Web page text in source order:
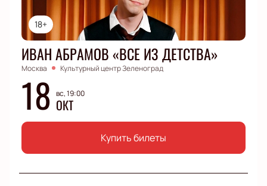
18+
ИВАН АБРАМОВ «ВСЕ ИЗ ДЕТСТВА»
Москва Культурный центр Зеленоград
18 вс, 19:00
ОКТ
Купить билеты